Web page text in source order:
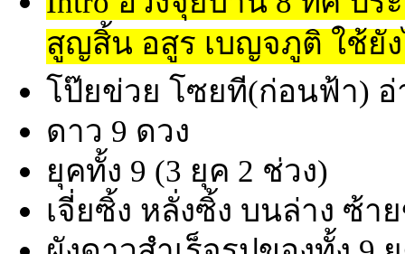
สูญสิ้น อสูร เบญจภูติ ใช้ยัง
โป๊ยข่วย โซยที(ก่อนฟ้า)
ดาว 9 ดวง
ยุคทั้ง 9 (3 ยุค 2 ช่วง)
เจี่ยซิ้ง หลั่งซิ้ง บนล่าง ซ้า